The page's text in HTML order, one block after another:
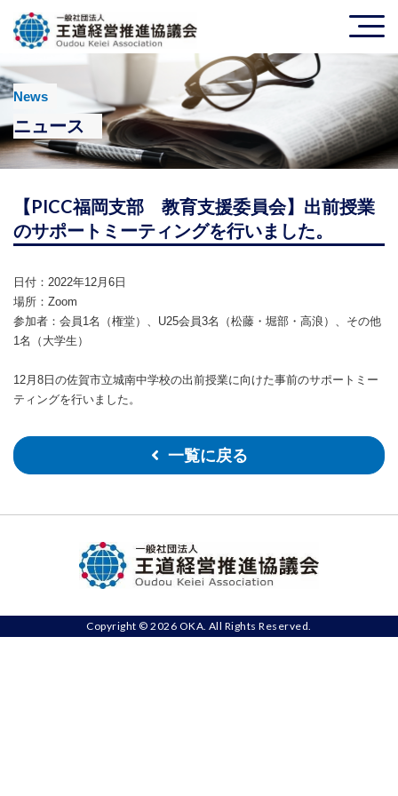
News
ニュース
【PICC福岡支部 教育支援委員会】出前授業
のサポートミーティングを行いました。
日付：2022年12月6日
場所：Zoom
参加者：会員1名（権堂）、U25会員3名（松藤・堀部・高浪）、その他
1名（大学生）
12月8日の佐賀市立城南中学校の出前授業に向けた事前のサポートミー
ティングを行いました。
一覧に戻る
Copyright © 2026 OKA. All Rights Reserved.